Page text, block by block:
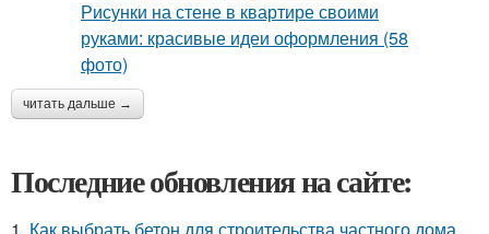
читать дальше →
Последние обновления на сайте: